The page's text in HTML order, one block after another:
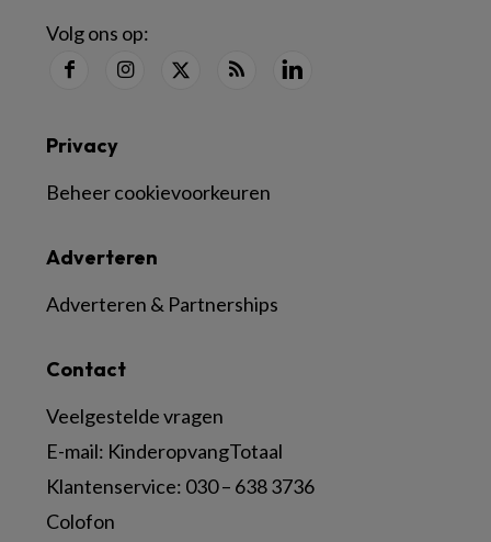
Volg ons op:
Contact
Veelgestelde vragen
E-mail: KinderopvangTotaal
Klantenservice: 030 – 638 3736
Colofon
Adverteren
Adverteren & Partnerships
Privacy
Beheer cookievoorkeuren